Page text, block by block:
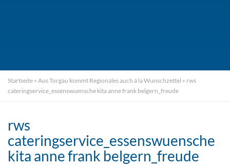
Startseite » Aus Torgau kommt Regionales auch á la Wunschzettel » rws
cateringservice_essenswuensche kita anne frank belgern_freude
rws
cateringservice_essenswuensche
kita anne frank belgern_freude